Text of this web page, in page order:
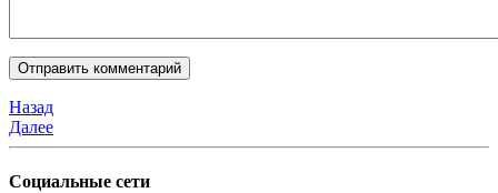
Назад
Далее
Социальные сети